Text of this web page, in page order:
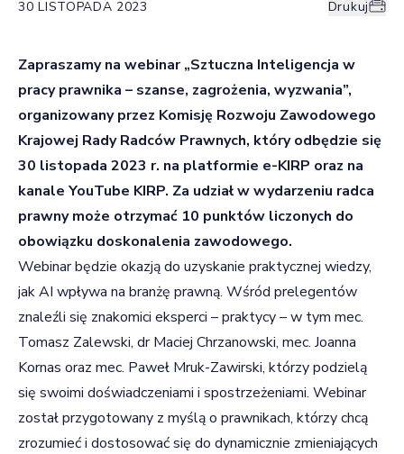
30 LISTOPADA 2023 Drukuj
Zapraszamy na webinar „Sztuczna Inteligencja w
pracy prawnika – szanse, zagrożenia, wyzwania”,
organizowany przez Komisję Rozwoju Zawodowego
Krajowej Rady Radców Prawnych, który odbędzie się
30 listopada 2023 r. na platformie e-KIRP oraz na
kanale YouTube KIRP. Za udział w wydarzeniu radca
prawnymoże otrzymać 10 punktów liczonych do
obowiązku doskonalenia zawodowego.
Webinar będzie okazją do uzyskanie praktycznej wiedzy,
jak AI wpływa na branżę prawną. Wśród prelegentów
znaleźli się znakomici eksperci – praktycy – w tym mec.
Tomasz Zalewski, dr Maciej Chrzanowski, mec. Joanna
Kornas oraz mec. Paweł Mruk-Zawirski, którzy podzielą
się swoimi doświadczeniami i spostrzeżeniami. Webinar
został przygotowany z myślą o prawnikach, którzy chcą
zrozumieć i dostosować się do dynamicznie zmieniających